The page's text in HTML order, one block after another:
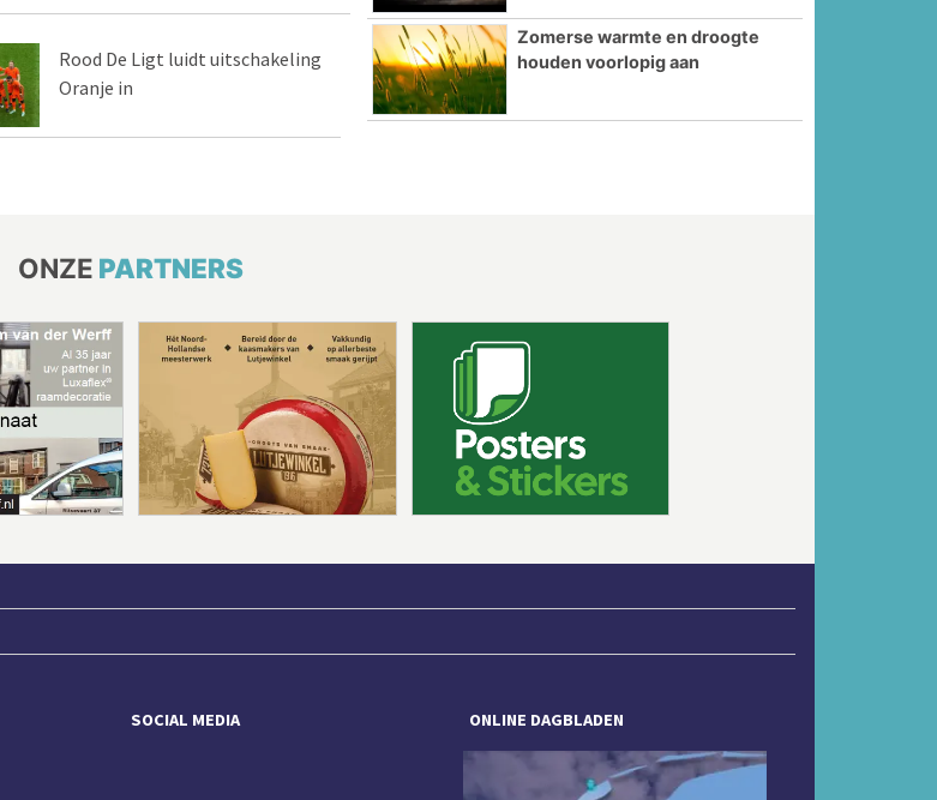
Rood De Ligt luidt uitschakeling
Oranje in
Zomerse warmte en droogte
houden voorlopig aan
ONZE PARTNERS
SOCIAL MEDIA ONLINE DAGBLADEN